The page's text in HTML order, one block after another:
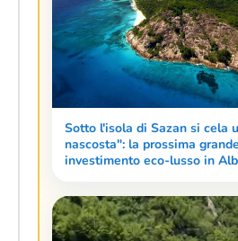
Sotto l'isola di Sazan si cela
nascosta": la prossima
investimento eco-lusso in